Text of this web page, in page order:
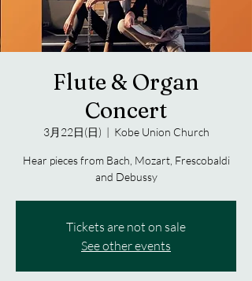
Flute & Organ
Concert
3月22日(日)
  |
Kobe Union Church
Hear pieces from Bach, Mozart, Frescobaldi
and Debussy
Tickets are not on sale
See other events